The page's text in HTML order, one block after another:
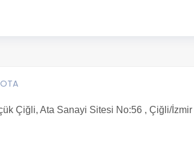
Çiğli, Ata Sanayi Sitesi No:56 , Çiğli/İzmir